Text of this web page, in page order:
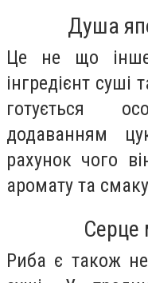
Душа
Це не що
інгредієнт суші
готується
додаванням
рахунок чого
аромату та
Серце
Риба є також